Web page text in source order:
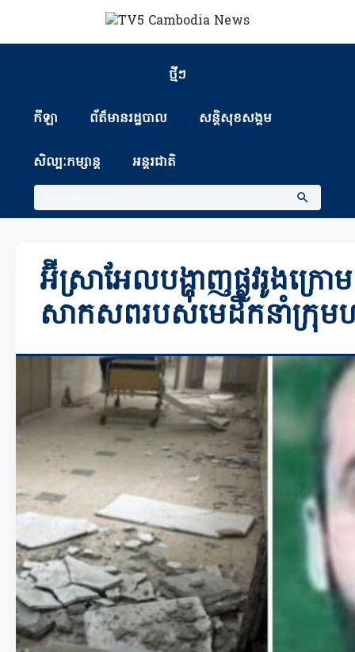
ថ្មីៗ
កីឡា ព័ត៏មានរដ្ឋបាល សន្តិសុខសង្គម
សិល្បៈកម្សាន្ត អន្តរជាតិ
អ៊ីស្រាអែលបង្ហាញផ្លូវរូងក្រ
សាកសពរបស់មេដឹកនាំក្រុម